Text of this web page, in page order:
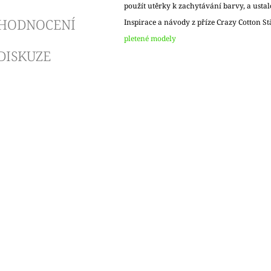
použít utěrky k zachytávání barvy, a
Inspirace a návody z příze Crazy Cotton
pletené modely